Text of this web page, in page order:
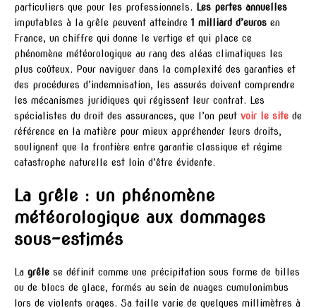
particuliers que pour les professionnels. Les pertes annuelles
imputables à la grêle peuvent atteindre 1 milliard d’euros en
France, un chiffre qui donne le vertige et qui place ce
phénomène météorologique au rang des aléas climatiques les
plus coûteux. Pour naviguer dans la complexité des garanties et
des procédures d’indemnisation, les assurés doivent comprendre
les mécanismes juridiques qui régissent leur contrat. Les
spécialistes du droit des assurances, que l’on peut voir le site de
référence en la matière pour mieux appréhender leurs droits,
soulignent que la frontière entre garantie classique et régime
catastrophe naturelle est loin d’être évidente.
La grêle : un phénomène
météorologique aux dommages
sous-estimés
La grêle se définit comme une précipitation sous forme de billes
ou de blocs de glace, formés au sein de nuages cumulonimbus
lors de violents orages. Sa taille varie de quelques millimètres à